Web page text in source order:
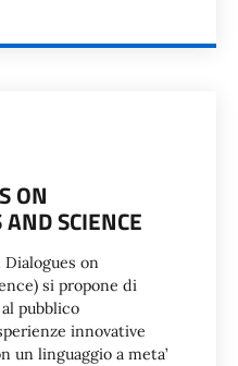
ON
SCIENCE
on
si propone di
pubblico
innovative
un linguaggio a meta’